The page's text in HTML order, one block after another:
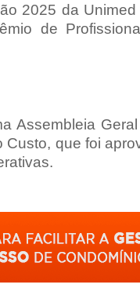
2025 da
de
Assembleia
que foi